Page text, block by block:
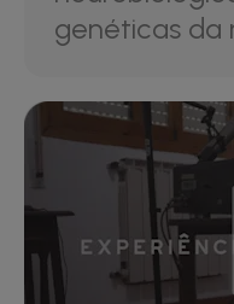
genéticas da